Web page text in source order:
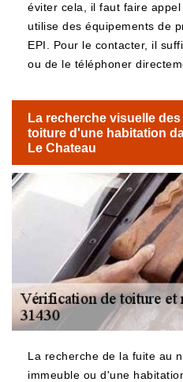
éviter cela, il faut faire
utilise des équipements de
EPI. Pour le contacter, il
ou de le téléphoner
La recherche visuelle
toiture d'une habitation
Le Chateau
La recherche de la fuite au
immeuble ou d'une